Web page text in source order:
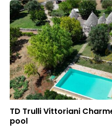
TD Trulli Vittoriani
pool